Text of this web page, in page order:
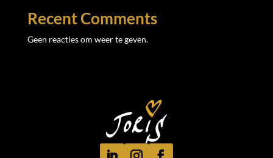
Recent Comments
Geen reacties om weer te geven.